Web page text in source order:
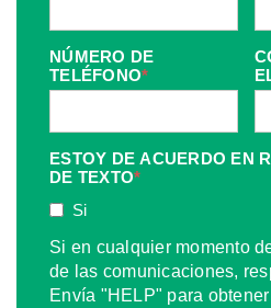
NÚMERO DE
TELÉFONO*
ESTOY DE ACUERDO EN
DE TEXTO*
Si
Si en cualquier momento
de las comunicaciones,
Envía "HELP" para